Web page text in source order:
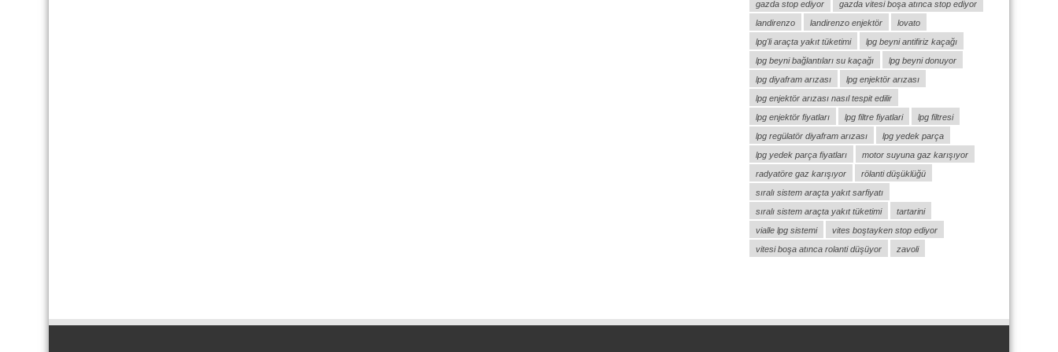
gazda stop ediyor
gazda vitesi boşa atınca stop ediyor
landirenzo
landirenzo enjektör
lovato
lpg'li araçta yakıt tüketimi
lpg beyni antifiriz kaçağı
lpg beyni bağlantıları su kaçağı
lpg beyni donuyor
lpg diyafram arızası
lpg enjektör arızası
lpg enjektör arızası nasıl tespit edilir
lpg enjektör fiyatları
lpg filtre fiyatlari
lpg filtresi
lpg regülatör diyafram arızası
lpg yedek parça
lpg yedek parça fiyatları
motor suyuna gaz karışıyor
radyatöre gaz karışıyor
rölanti düşüklüğü
sıralı sistem araçta yakıt sarfiyatı
sıralı sistem araçta yakıt tüketimi
tartarini
vialle lpg sistemi
vites boştayken stop ediyor
vitesi boşa atınca rolanti düşüyor
zavoli